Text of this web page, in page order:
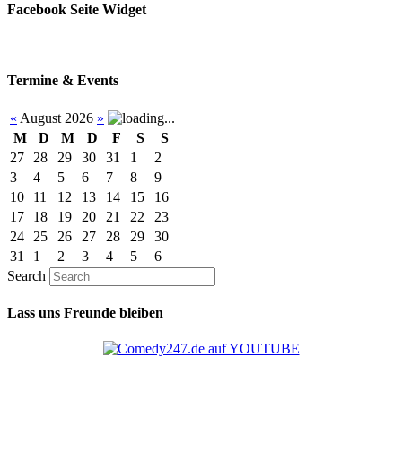
Facebook Seite Widget
Termine & Events
« August 2026 »
M
D M D F S
S
27
28 29 30 31 1
2
3
4 5 6 7 8
9
10
11 12 13 14 15
16
17
18 19 20 21 22
23
24
25 26 27 28 29
30
31
1 2 3 4 5
6
Search
Lass uns Freunde bleiben